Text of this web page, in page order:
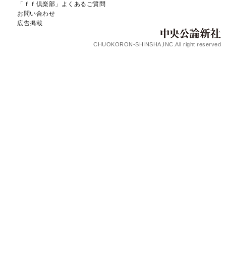
「ｆｆ倶楽部」よくあるご質問
お問い合わせ
広告掲載
CHUOKORON-SHINSHA,INC.All right reserved